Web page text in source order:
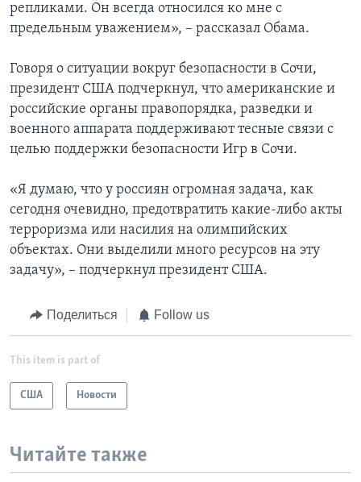
репликами. Он всегда относился ко мне с
предельным уважением», – рассказал Обама.
Говоря о ситуации вокруг безопасности в Сочи,
президент США подчеркнул, что американские и
российские органы правопорядка, разведки и
военного аппарата поддерживают тесные связи с
целью поддержки безопасности Игр в Сочи.
«Я думаю, что у россиян огромная задача, как
сегодня очевидно, предотвратить какие-либо акты
терроризма или насилия на олимпийских
объектах. Они выделили много ресурсов на эту
задачу», – подчеркнул президент США.
Поделиться Follow us
This item is part of
США Новости
Читайте также